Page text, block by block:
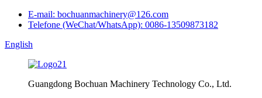
E-mail: bochuanmachinery@126.com
Telefone (WeChat/WhatsApp): 0086-13509873182
English
Guangdong Bochuan Machinery Technology Co., Ltd.